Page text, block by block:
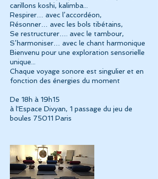
carillons koshi, kalimba...
Respirer… avec l’accordéon,
Résonner… avec les bols tibétains,
Se restructurer…. avec le tambour,
S’harmoniser… avec le chant harmonique
Bienvenu pour une exploration sensorielle
unique...
Chaque voyage sonore est singulier et en
fonction des énergies du moment
De 18h à 19h15
à l'Espace Divyan, 1 passage du jeu de
boules 75011 Paris